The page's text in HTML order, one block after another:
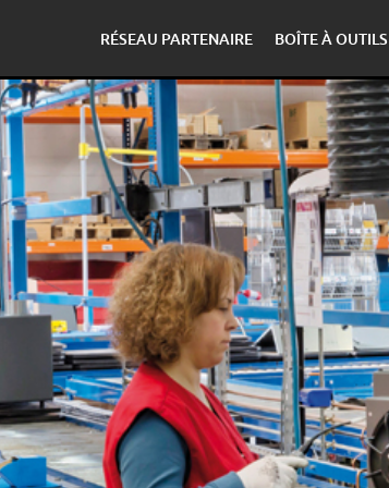
RÉSEAU PARTENAIRE BOÎTE À OUTILS